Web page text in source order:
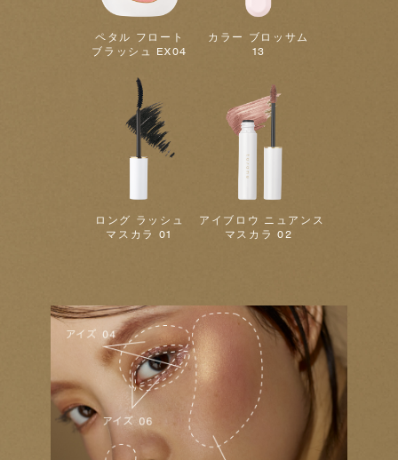
ペタル フロート
ブラッシュ EX04
カラー ブロッサム
13
ロング ラッシュ
マスカラ 01
アイブロウ ニュアンス
マスカラ 02